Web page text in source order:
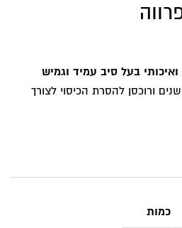
ואיכותי בעל סיב עמיד וגמיש
ורוכסן להסרת הכיסוי לצורך
כמות